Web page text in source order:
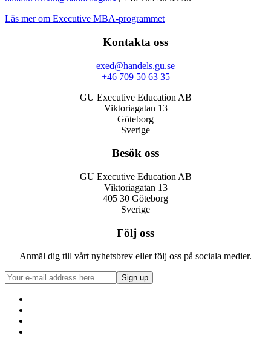
Läs mer om Executive MBA-programmet
Kontakta oss
exed@handels.gu.se
+46 709 50 63 35
GU Executive Education AB
Viktoriagatan 13
Göteborg
Sverige
Besök oss
GU Executive Education AB
Viktoriagatan 13
405 30 Göteborg
Sverige
Följ oss
Anmäl dig till vårt nyhetsbrev eller följ oss på sociala medier.